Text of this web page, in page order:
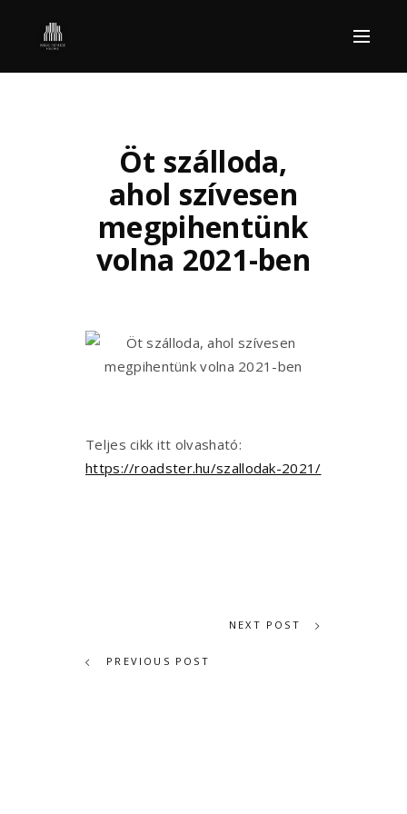
Öt szálloda,
ahol szívesen
megpihentünk
volna 2021-ben
Teljes cikk itt olvasható:
https://roadster.hu/szallodak-2021/
NEXT POST
PREVIOUS POST